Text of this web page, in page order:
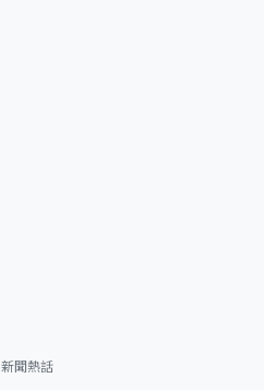
新聞熱話